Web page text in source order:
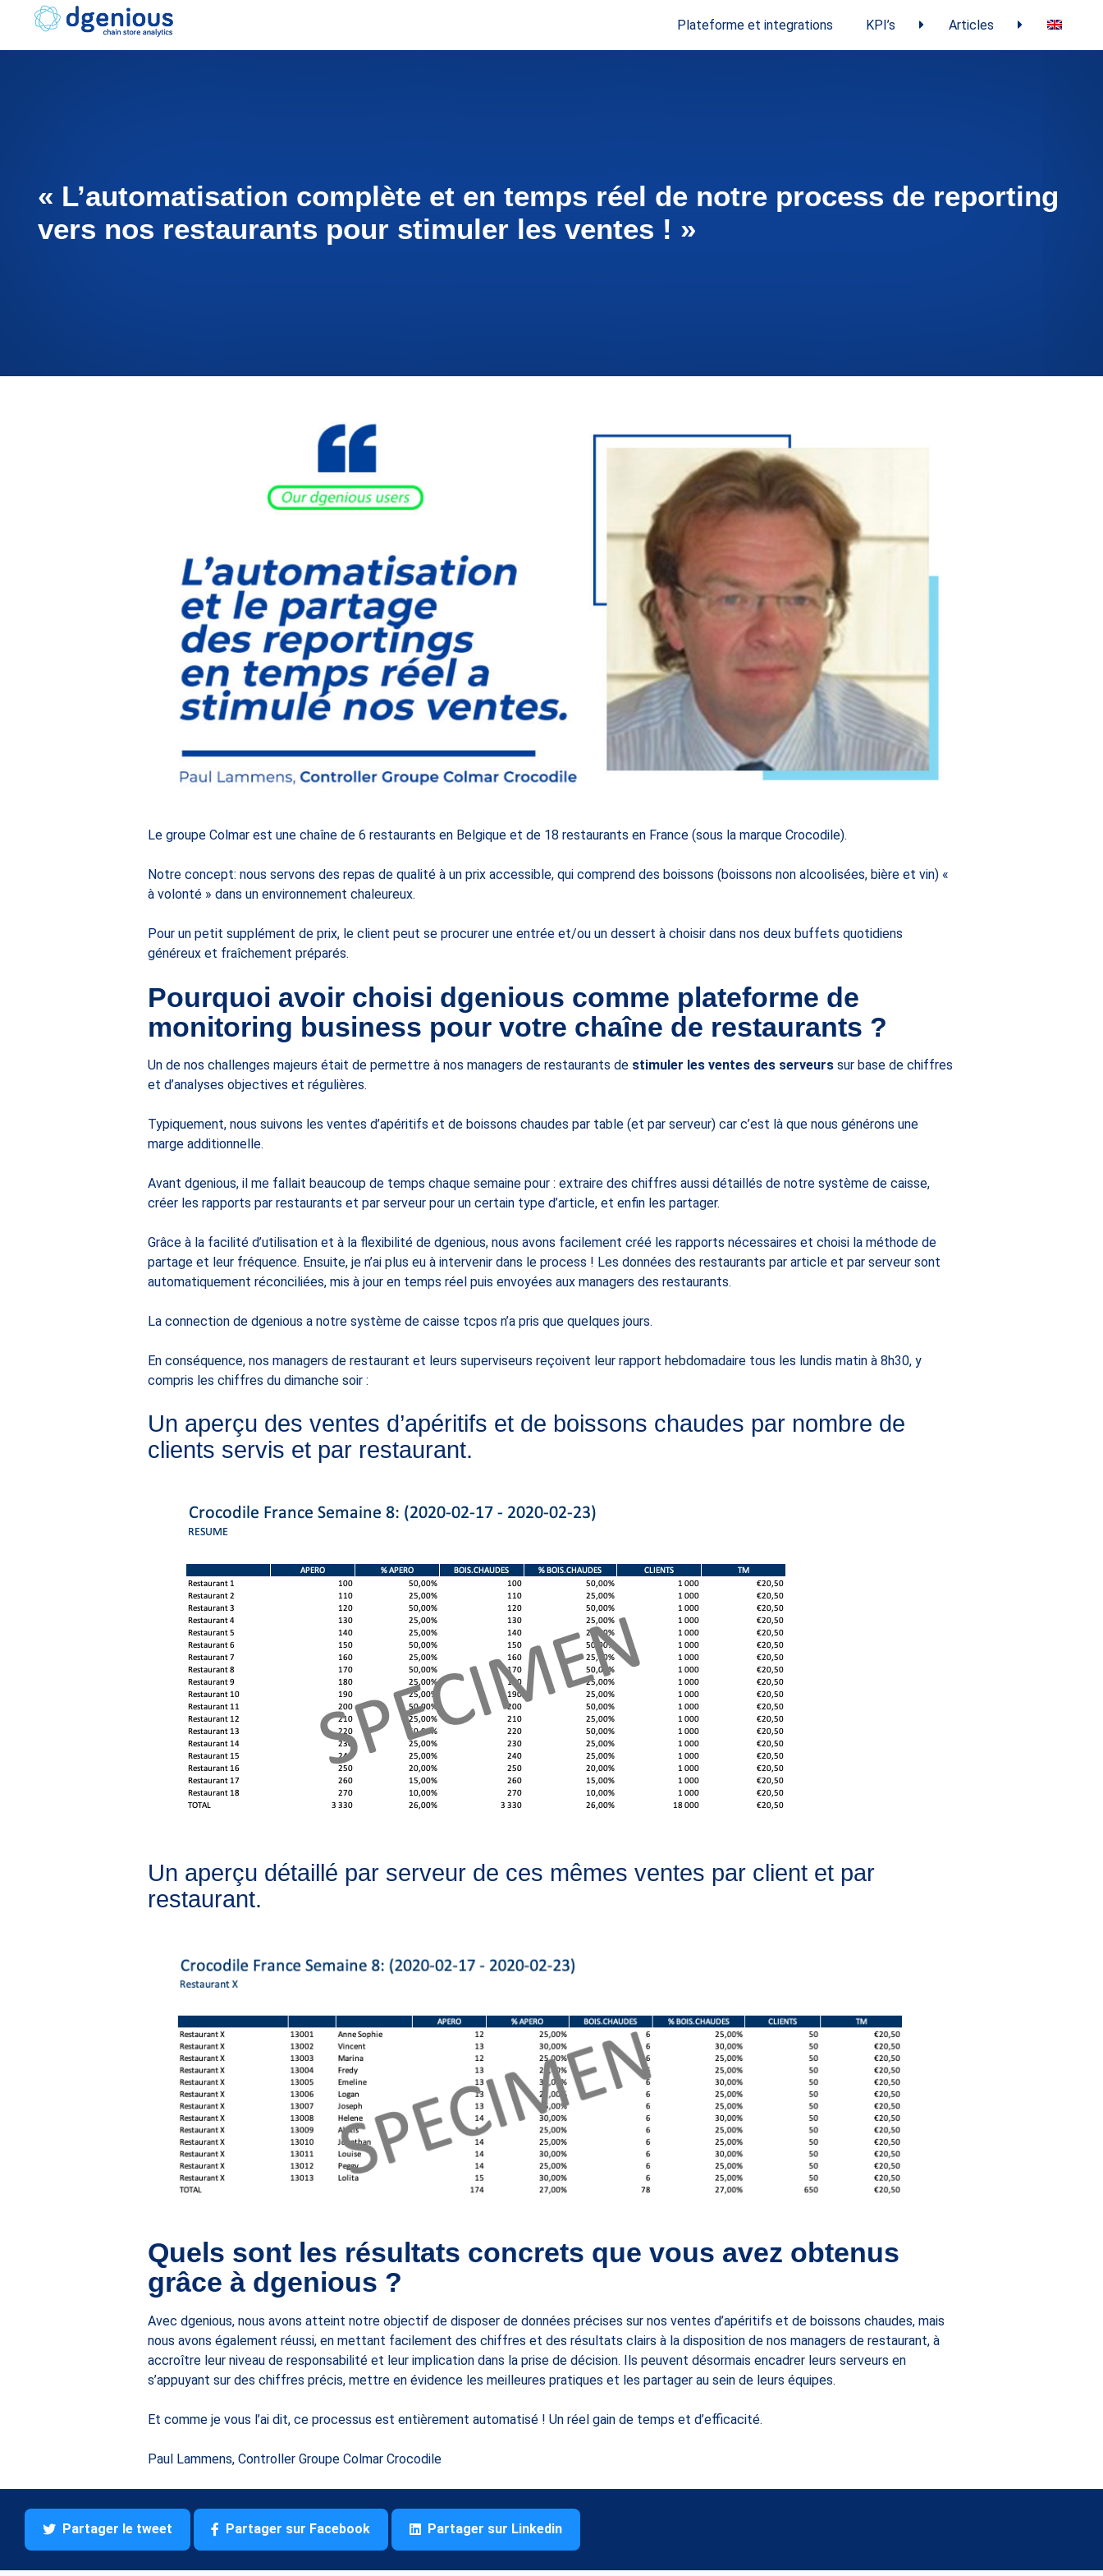
content
Plateforme et integrations KPI’s Articles
« L’automatisation complète et en temps réel de notre process de reporting
vers nos restaurants pour stimuler les ventes ! »
Le groupe Colmar est une chaîne de 6 restaurants en Belgique et de 18 restaurants en France (sous la marque Crocodile).
Notre concept: nous servons des repas de qualité à un prix accessible, qui comprend des boissons (boissons non alcoolisées, bière et vin) «
à volonté » dans un environnement chaleureux.
Pour un petit supplément de prix, le client peut se procurer une entrée et/ou un dessert à choisir dans nos deux buffets quotidiens
généreux et fraîchement préparés.
Pourquoi avoir choisi dgenious comme plateforme de
monitoring business pour votre chaîne de restaurants ?
Un de nos challenges majeurs était de permettre à nos managers de restaurants de stimuler les ventes des serveurs sur base de chiffres
et d’analyses objectives et régulières.
Typiquement, nous suivons les ventes d’apéritifs et de boissons chaudes par table (et par serveur) car c’est là que nous générons une
marge additionnelle.
Avant dgenious, il me fallait beaucoup de temps chaque semaine pour : extraire des chiffres aussi détaillés de notre système de caisse,
créer les rapports par restaurants et par serveur pour un certain type d’article, et enfin les partager.
Grâce à la facilité d’utilisation et à la flexibilité de dgenious, nous avons facilement créé les rapports nécessaires et choisi la méthode de
partage et leur fréquence. Ensuite, je n’ai plus eu à intervenir dans le process ! Les données des restaurants par article et par serveur sont
automatiquement réconciliées, mis à jour en temps réel puis envoyées aux managers des restaurants.
La connection de dgenious a notre système de caisse tcpos n’a pris que quelques jours.
En conséquence, nos managers de restaurant et leurs superviseurs reçoivent leur rapport hebdomadaire tous les lundis matin à 8h30, y
compris les chiffres du dimanche soir :
Un aperçu des ventes d’apéritifs et de boissons chaudes par nombre de
clients servis et par restaurant.
Un aperçu détaillé par serveur de ces mêmes ventes par client et par
restaurant.
Quels sont les résultats concrets que vous avez obtenus
grâce à dgenious ?
Avec dgenious, nous avons atteint notre objectif de disposer de données précises sur nos ventes d’apéritifs et de boissons chaudes, mais
nous avons également réussi, en mettant facilement des chiffres et des résultats clairs à la disposition de nos managers de restaurant, à
accroître leur niveau de responsabilité et leur implication dans la prise de décision. Ils peuvent désormais encadrer leurs serveurs en
s’appuyant sur des chiffres précis, mettre en évidence les meilleures pratiques et les partager au sein de leurs équipes.
Et comme je vous l’ai dit, ce processus est entièrement automatisé ! Un réel gain de temps et d’efficacité.
Paul Lammens, Controller Groupe Colmar Crocodile
Partager le tweet Partager sur Facebook Partager sur Linkedin